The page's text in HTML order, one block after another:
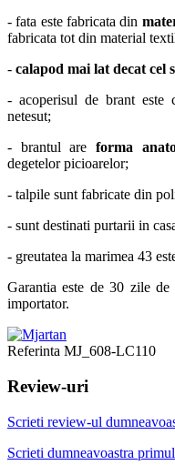
- fata este fabricata din
fabricata tot din material
- calapod mai lat decat cel
- acoperisul de brant este
netesut;
- brantul are forma
degetelor picioarelor;
- talpile sunt fabricate din
- sunt destinati purtarii in
- greutatea la marimea 43
Garantia este de 30 zile
importator.
Referinta MJ_608-LC110
Review-uri
Scrieti review-ul
Scrieti dumneavoastra